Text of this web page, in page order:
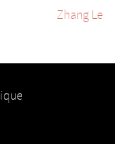
Zhang Le